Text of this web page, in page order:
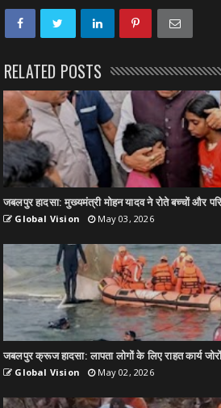
RELATED POSTS
जबलपुर हादसा: मुख्यमंत्री मोहन यादव ने रोते बच्चों और
Global Vision May 03, 2026
जबलपुर क्रूज हादसा: लापता लोगों के लिए राहत कार्य
Global Vision May 02, 2026